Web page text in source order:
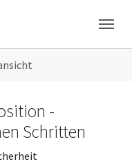
-
Schritten